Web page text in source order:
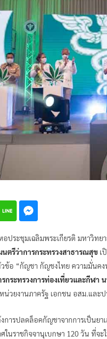
อประชุมเฉลิมพระเกียรติ มหาวิท
ตรีว่าการกระทรวงสาธารณสุข เ
ข้อ “กัญชา กัญชงไทย ความมั่นคง
กระทรวงการท่องเที่ยวและกีฬา
หน่วยงานภาครัฐ เอกชน อสม.และป
การปลดล็อคกัญชาจากการเป็นย
ในราชกิจจานุเบกษา 120 วัน ที่จ